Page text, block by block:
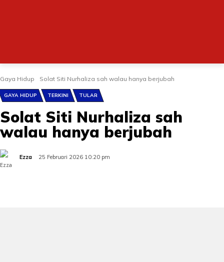
Gaya Hidup Solat Siti Nurhaliza sah walau hanya berjubah
GAYA HIDUP TERKINI TULAR
Solat Siti Nurhaliza sah
walau hanya berjubah
Ezza 25 Februari 2026 10:20 pm